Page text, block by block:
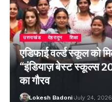
उत्तराखंड देहरादून शिक्षा
एडिफाई वर्ल्ड स्कूल को
“इंडियाज़ बेस्ट स्कूल्स
का गौरव
Lokesh Badoni July 24, 2026